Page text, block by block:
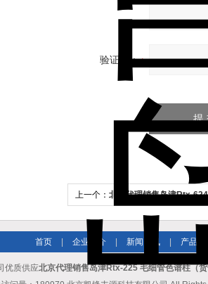
验证码：
上一个： 北京代理销售岛津Rtx-
首页 企业简介 新闻资讯 产品展
优质供应北京代理销售岛津Rtx-225 毛细管色谱柱（货